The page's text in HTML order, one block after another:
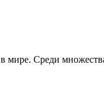
мире. Среди